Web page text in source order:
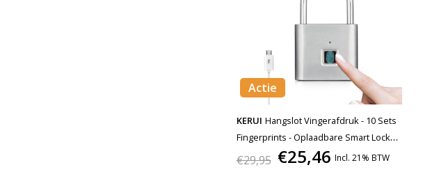
Actie
KERUI Hangslot Vingerafdruk - 10 Sets
Fingerprints - Oplaadbare Smart Lock
Vingerscan Fietsslot IP65 Waterdicht Ketting
€29,95 €25,46 Incl. 21% BTW